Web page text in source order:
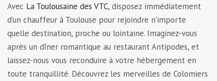
Avec La Toulousaine des VTC, disposez immédiatement
d’un chauffeur à Toulouse pour rejoindre n’importe
quelle destination, proche ou lointaine. Imaginez-vous
après un dîner romantique au restaurant Antipodes, et
laissez-nous vous reconduire à votre hébergement en
toute tranquillité. Découvrez les merveilles de Colomiers